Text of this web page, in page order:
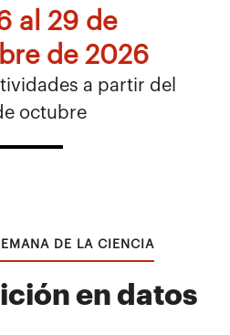
al 29 de
de 2026
a partir del
octubre
DE LA CIENCIA
en datos